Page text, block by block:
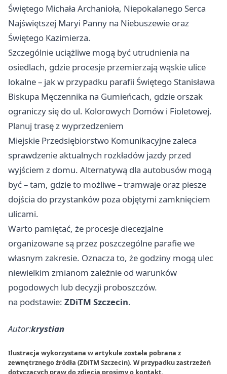
Świętego Michała Archanioła, Niepokalanego Serca
Najświętszej Maryi Panny na Niebuszewie oraz
Świętego Kazimierza.
Szczególnie uciążliwe mogą być utrudnienia na
osiedlach, gdzie procesje przemierzają wąskie ulice
lokalne – jak w przypadku parafii Świętego Stanisława
Biskupa Męczennika na Gumieńcach, gdzie orszak
ograniczy się do ul. Kolorowych Domów i Fioletowej.
Planuj trasę z wyprzedzeniem
Miejskie Przedsiębiorstwo Komunikacyjne zaleca
sprawdzenie aktualnych rozkładów jazdy przed
wyjściem z domu. Alternatywą dla autobusów mogą
być – tam, gdzie to możliwe – tramwaje oraz piesze
dojścia do przystanków poza objętymi zamknięciem
ulicami.
Warto pamiętać, że procesje diecezjalne
organizowane są przez poszczególne parafie we
własnym zakresie. Oznacza to, że godziny mogą ulec
niewielkim zmianom zależnie od warunków
pogodowych lub decyzji proboszczów.
na podstawie: ZDiTM Szczecin.
Autor:krystian
Ilustracja wykorzystana w artykule została pobrana z
zewnętrznego źródła (ZDiTM Szczecin). W przypadku zastrzeżeń
dotyczących praw do zdjęcia prosimy o kontakt.